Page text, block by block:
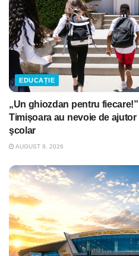
EDUCAȚIE
„Un ghiozdan pentru
Timişoara au nevoie de
şcolar
AUGUST 9, 2026